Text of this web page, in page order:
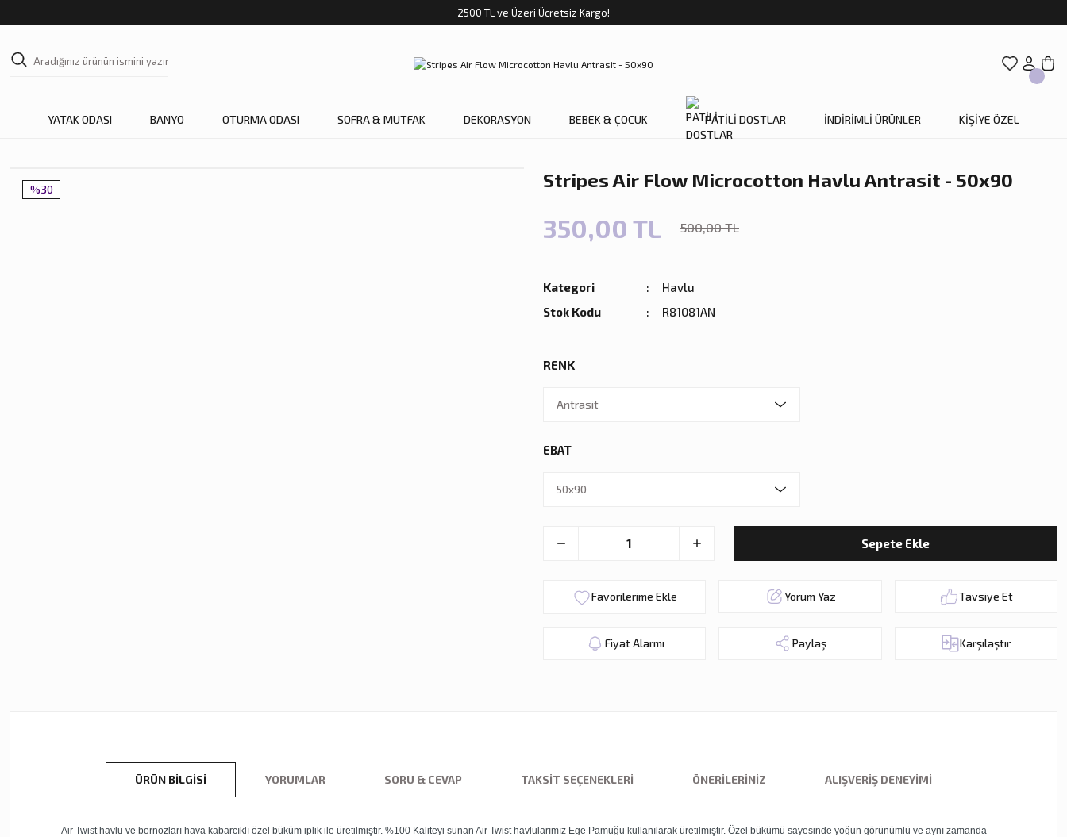
2500 TL ve Üzeri Ücretsiz Kargo!
YATAK ODASI BANYO OTURMA ODASI SOFRA & MUTFAK DEKORASYON BEBEK & ÇOCUK PATİLİ DOSTLAR İNDİRİMLİ ÜRÜNLER KİŞİYE ÖZEL
%30 Stripes Air Flow Microcotton Havlu Antrasit - 50x90
350,00 TL 500,00 TL
Kategori
Havlu
Stok Kodu
R81081AN
RENK
EBAT
Sepete Ekle
Yorum Yaz Tavsiye Et
Fiyat Alarmı Paylaş Karşılaştır
ÜRÜN BILGISI YORUMLAR SORU & CEVAP TAKSIT SEÇENEKLERI ÖNERILERINIZ ALIŞVERIŞ DENEYIMI
Air Twist havlu ve bornozları hava kabarcıklı özel büküm iplik ile üretilmiştir. %100 Kaliteyi sunan Air Twist havlularımız Ege Pamuğu kullanılarak üretilmiştir. Özel bükümü sayesinde yoğun görünümlü ve aynı zamanda